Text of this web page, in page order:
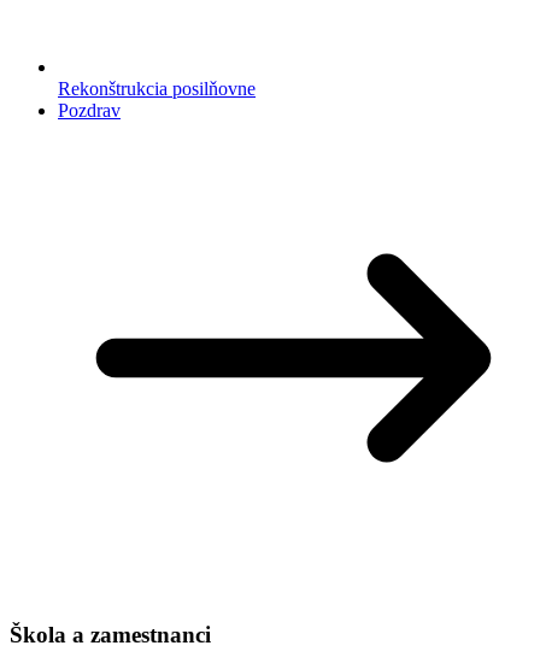
Rekonštrukcia posilňovne
Pozdrav
Škola a zamestnanci